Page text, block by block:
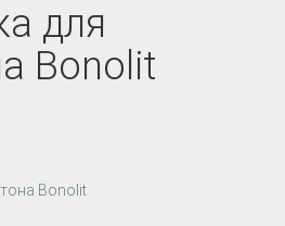
для
Bonolit